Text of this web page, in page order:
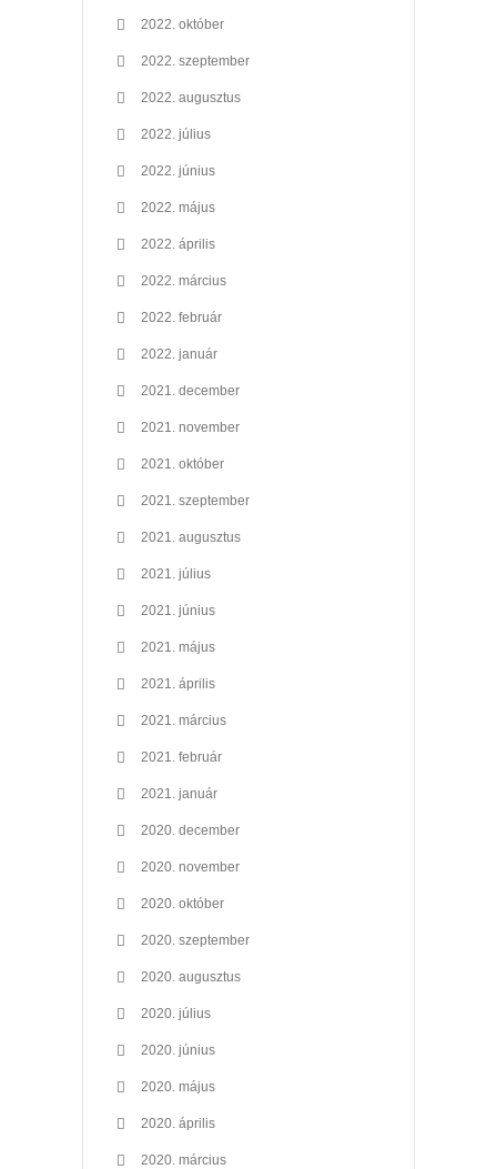
2022. október
2022. szeptember
2022. augusztus
2022. július
2022. június
2022. május
2022. április
2022. március
2022. február
2022. január
2021. december
2021. november
2021. október
2021. szeptember
2021. augusztus
2021. július
2021. június
2021. május
2021. április
2021. március
2021. február
2021. január
2020. december
2020. november
2020. október
2020. szeptember
2020. augusztus
2020. július
2020. június
2020. május
2020. április
2020. március